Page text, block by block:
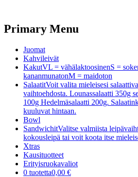
Primary Menu
Juomat
Kahvileivät
KakutVL = vähälaktoosinenS =
kananmunatonM = maidoton
SalaatitVoit valita mieleisesi
vaihtoehdosta. Lounassalaatti 350g
100g Hedelmäsalaatti 200g.
kuuluvat hintaan.
Bowl
SandwichitValitse valmiista
kokousleipä tai voit koota itse
Xtras
Kausituotteet
Erityisruokavaliot
0 tuotetta0,00 €